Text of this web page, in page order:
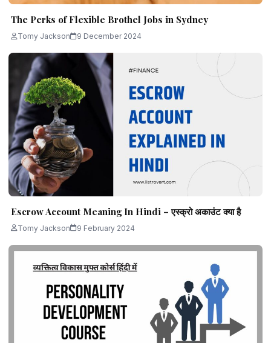
The Perks of Flexible Brothel Jobs in Sydney
Tomy Jackson 9 December 2024
Escrow Account Meaning In Hindi – एस्क्रो अकाउंट क्या है
Tomy Jackson 9 February 2024